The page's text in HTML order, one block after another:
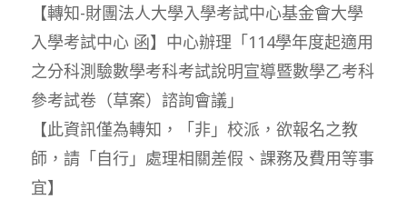
【轉知-財團法人大學入學考試中心基金會大學
入學考試中心 函】中心辦理「114學年度起適用
之分科測驗數學考科考試說明宣導暨數學乙考科
參考試卷（草案）諮詢會議」
【此資訊僅為轉知，「非」校派，欲報名之教
師，請「自行」處理相關差假、課務及費用等事
宜】